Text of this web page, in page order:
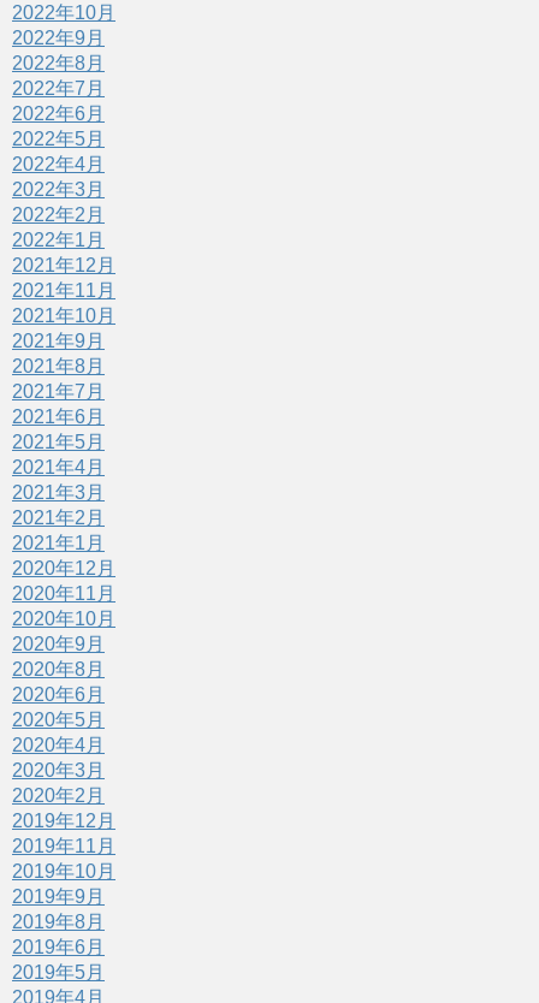
2022年10月
2022年9月
2022年8月
2022年7月
2022年6月
2022年5月
2022年4月
2022年3月
2022年2月
2022年1月
2021年12月
2021年11月
2021年10月
2021年9月
2021年8月
2021年7月
2021年6月
2021年5月
2021年4月
2021年3月
2021年2月
2021年1月
2020年12月
2020年11月
2020年10月
2020年9月
2020年8月
2020年6月
2020年5月
2020年4月
2020年3月
2020年2月
2019年12月
2019年11月
2019年10月
2019年9月
2019年8月
2019年6月
2019年5月
2019年4月